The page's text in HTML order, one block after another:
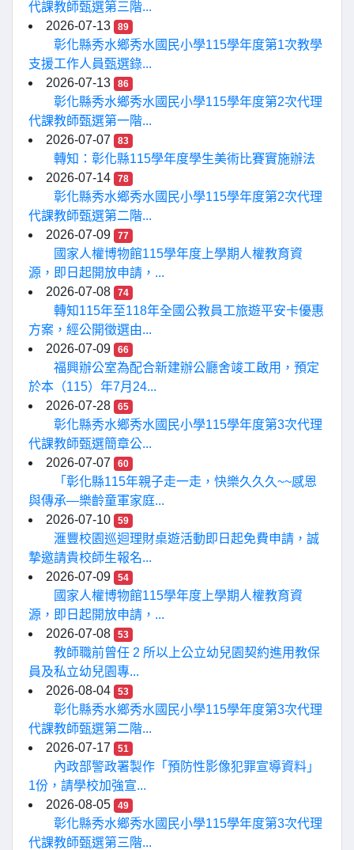
代課教師甄選第三階...
2026-07-13
89
彰化縣秀水鄉秀水國民小學115學年度第1次教學
支援工作人員甄選錄...
2026-07-13
86
彰化縣秀水鄉秀水國民小學115學年度第2次代理
代課教師甄選第一階...
2026-07-07
83
轉知：彰化縣115學年度學生美術比賽實施辦法
2026-07-14
78
彰化縣秀水鄉秀水國民小學115學年度第2次代理
代課教師甄選第二階...
2026-07-09
77
國家人權博物館115學年度上學期人權教育資
源，即日起開放申請，...
2026-07-08
74
轉知115年至118年全國公教員工旅遊平安卡優惠
方案，經公開徵選由...
2026-07-09
66
福興辦公室為配合新建辦公廳舍竣工啟用，預定
於本（115）年7月24...
2026-07-28
65
彰化縣秀水鄉秀水國民小學115學年度第3次代理
代課教師甄選簡章公...
2026-07-07
60
「彰化縣115年親子走一走，快樂久久久~~感恩
與傳承—樂齡童軍家庭...
2026-07-10
59
滙豐校園巡迴理財桌遊活動即日起免費申請，誠
摯邀請貴校師生報名...
2026-07-09
54
國家人權博物館115學年度上學期人權教育資
源，即日起開放申請，...
2026-07-08
53
教師職前曾任 2 所以上公立幼兒園契約進用教保
員及私立幼兒園專...
2026-08-04
53
彰化縣秀水鄉秀水國民小學115學年度第3次代理
代課教師甄選第二階...
2026-07-17
51
內政部警政署製作「預防性影像犯罪宣導資料」
1份，請學校加強宣...
2026-08-05
49
彰化縣秀水鄉秀水國民小學115學年度第3次代理
代課教師甄選第三階...